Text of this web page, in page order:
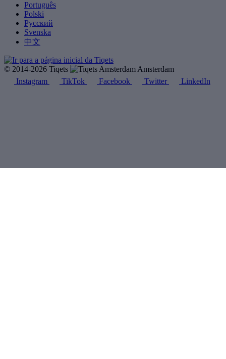
Português
Polski
Русский
Svenska
中文
© 2014-2026 Tiqets
Amsterdam
Instagram
TikTok Facebook Twitter LinkedIn